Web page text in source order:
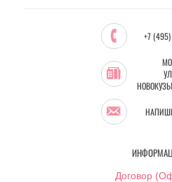
+7
Договор